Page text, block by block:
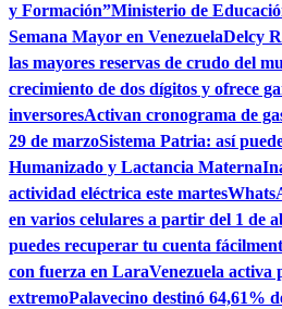
y Formación”Ministerio de
Semana Mayor en VenezuelaDelcy
las mayores reservas de crudo del
crecimiento de dos dígitos y ofrece
inversoresActivan cronograma de
29 de marzoSistema Patria: así
Humanizado y Lactancia Materna
actividad eléctrica este martes
en varios celulares a partir del 1 de
puedes recuperar tu cuenta
con fuerza en LaraVenezuela activa
extremoPalavecino destinó 64,61%